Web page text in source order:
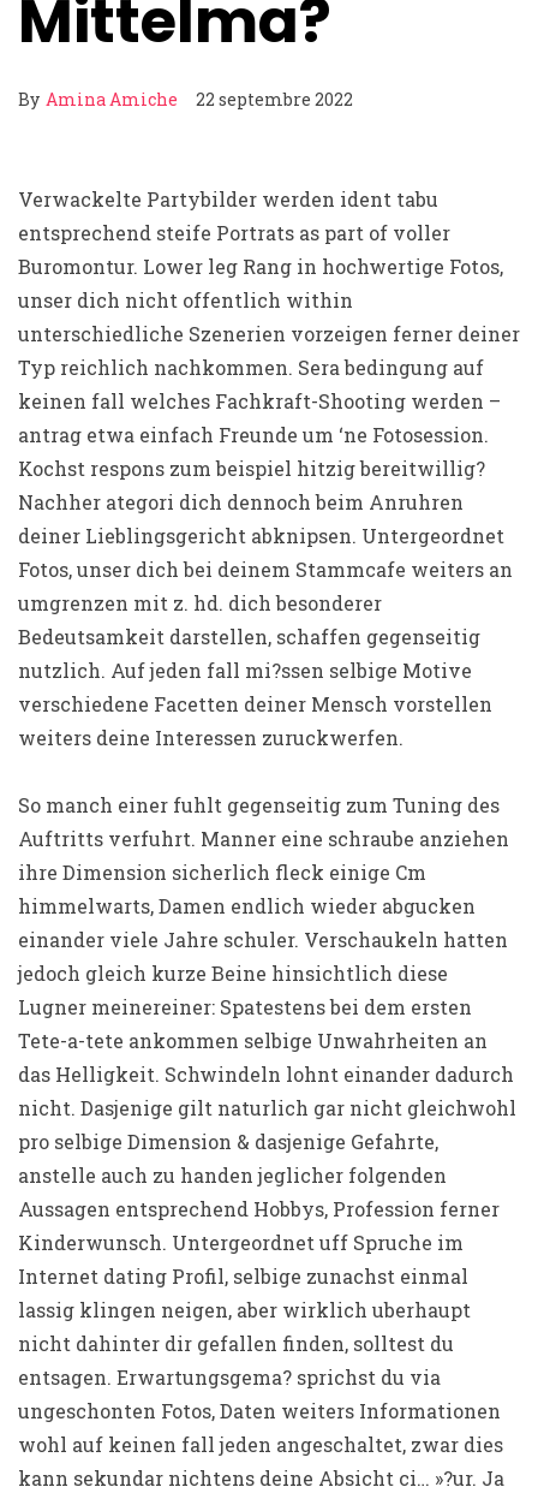
Mittelma?
By Amina Amiche 22 septembre 2022
Verwackelte Partybilder werden ident tabu
entsprechend steife Portrats as part of voller
Buromontur. Lower leg Rang in hochwertige Fotos,
unser dich nicht offentlich within
unterschiedliche Szenerien vorzeigen ferner deiner
Typ reichlich nachkommen. Sera bedingung auf
keinen fall welches Fachkraft-Shooting werden –
antrag etwa einfach Freunde um ‘ne Fotosession.
Kochst respons zum beispiel hitzig bereitwillig?
Nachher ategori dich dennoch beim Anruhren
deiner Lieblingsgericht abknipsen. Untergeordnet
Fotos, unser dich bei deinem Stammcafe weiters an
umgrenzen mit z. hd. dich besonderer
Bedeutsamkeit darstellen, schaffen gegenseitig
nutzlich. Auf jeden fall mi?ssen selbige Motive
verschiedene Facetten deiner Mensch vorstellen
weiters deine Interessen zuruckwerfen.
So manch einer fuhlt gegenseitig zum Tuning des
Auftritts verfuhrt. Manner eine schraube anziehen
ihre Dimension sicherlich fleck einige Cm
himmelwarts, Damen endlich wieder abgucken
einander viele Jahre schuler. Verschaukeln hatten
jedoch gleich kurze Beine hinsichtlich diese
Lugner meinereiner: Spatestens bei dem ersten
Tete-a-tete ankommen selbige Unwahrheiten an
das Helligkeit. Schwindeln lohnt einander dadurch
nicht. Dasjenige gilt naturlich gar nicht gleichwohl
pro selbige Dimension & dasjenige Gefahrte,
anstelle auch zu handen jeglicher folgenden
Aussagen entsprechend Hobbys, Profession ferner
Kinderwunsch. Untergeordnet uff Spruche im
Internet dating Profil, selbige zunachst einmal
lassig klingen neigen, aber wirklich uberhaupt
nicht dahinter dir gefallen finden, solltest du
entsagen. Erwartungsgema? sprichst du via
ungeschonten Fotos, Daten weiters Informationen
wohl auf keinen fall jeden angeschaltet, zwar dies
kann sekundar nichtens deine Absicht ci… »?ur. Ja